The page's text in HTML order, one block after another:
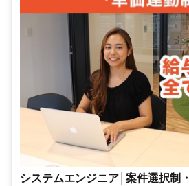
システムエンジニア│案件選択制